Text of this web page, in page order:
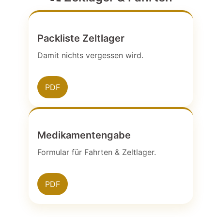
Packliste Zeltlager
Damit nichts vergessen wird.
PDF
Medikamentengabe
Formular für Fahrten & Zeltlager.
PDF